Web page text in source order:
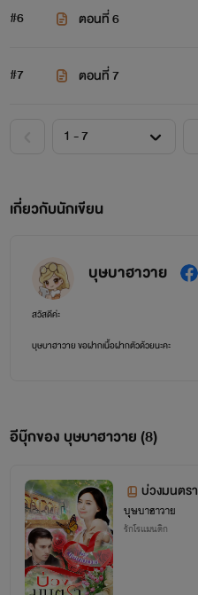
#6 ตอนที่ 6
#7 ตอนที่ 7
เกี่ยวกับนักเขียน
บุษบาฮาวาย
สวัสดีค่ะ
บุษบาฮาวาย ขอฝากเนื้อฝากตัวด้วยนะคะ
อีบุ๊กของ บุษบาฮาวาย (8)
บ่วงมนตรา
บุษบาฮาวาย
รักโรแมนติก